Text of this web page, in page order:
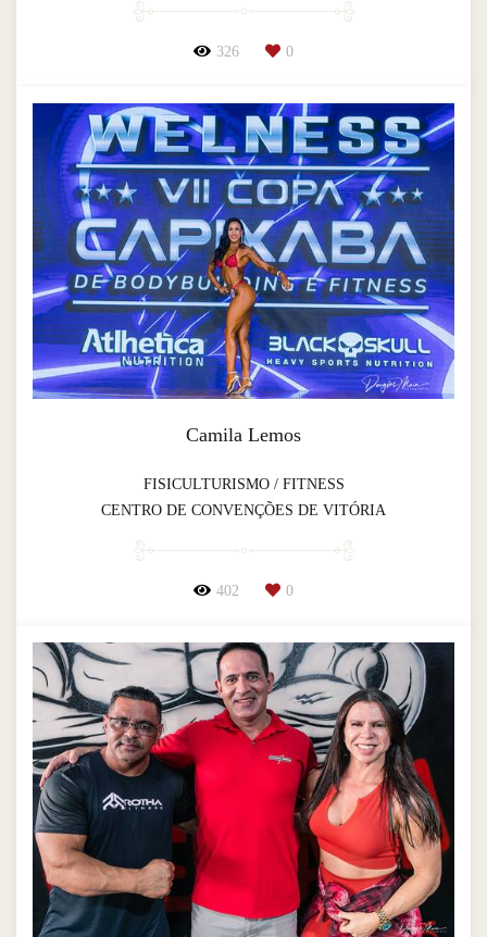
326 0
Camila Lemos
FISICULTURISMO / FITNESS
CENTRO DE CONVENÇÕES DE VITÓRIA
402 0